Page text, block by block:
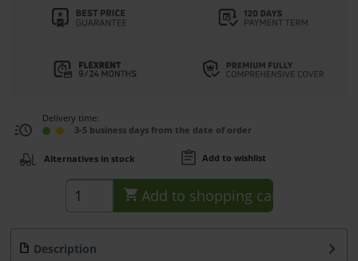
Delivery time:
3-5 business days from the date of order
Alternatives in stock Add to wishlist
Add to shopping cart
Description